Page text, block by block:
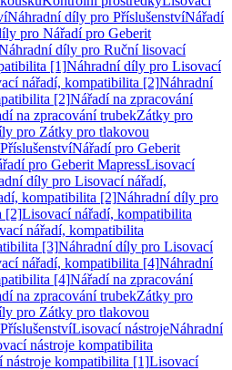
Náhradní díly pro PříslušenstvíNářadí
pro Nářadí pro Geberit
díly pro Ruční lisovací
[1]Náhradní díly pro Lisovací
nářadí, kompatibilita [2]Náhradní
[2]Nářadí na zpracování
na zpracování trubekZátky pro
pro Zátky pro tlakovou
PříslušenstvíNářadí pro Geberit
pro Geberit MapressLisovací
díly pro Lisovací nářadí,
kompatibilita [2]Náhradní díly pro
[2]Lisovací nářadí, kompatibilita
nářadí, kompatibilita
[3]Náhradní díly pro Lisovací
nářadí, kompatibilita [4]Náhradní
[4]Nářadí na zpracování
na zpracování trubekZátky pro
pro Zátky pro tlakovou
PříslušenstvíLisovací nástrojeNáhradní
nástroje kompatibilita
kompatibilita [1]Lisovací